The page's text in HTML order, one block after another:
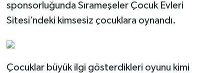
sponsorluğunda Sırameşeler Çocuk Evleri
Sitesi’ndeki kimsesiz çocuklara oynandı.
Çocuklar büyük ilgi gösterdikleri oyunu kimi